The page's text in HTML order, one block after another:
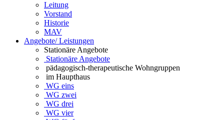
Leitung
Vorstand
Historie
MAV
Angebote/ Leistungen
Stationäre Angebote
Stationäre Angebote
pädagogisch-therapeutische Wohngruppen
im Haupthaus
WG eins
WG zwei
WG drei
WG vier